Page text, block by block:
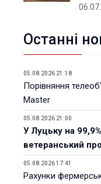
Останні
05.08.2026 21:18
Порівняння
Master
05.08.2026 21:00
У Луцьку на
ветеранський
05.08.2026 17:41
Рахунки